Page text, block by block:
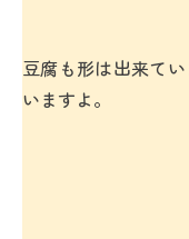
豆腐も形は出来て
いますよ。